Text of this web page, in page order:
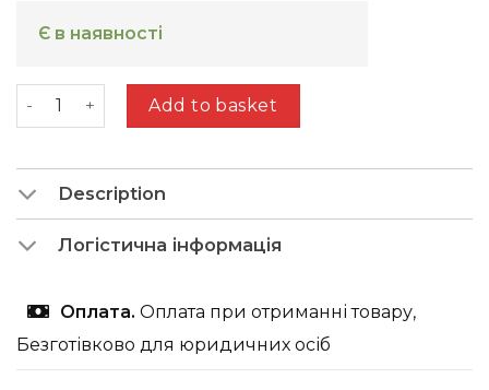
Є в наявності
Sudbury K quantityAdd to basket
Description
Логістична інформація
Оплата. Оплата при отриманні товару,
Безготівково для юридичних осіб